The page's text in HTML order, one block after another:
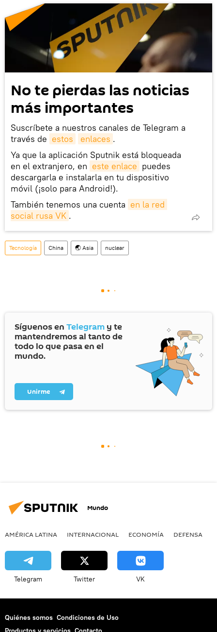
No te pierdas las noticias
más importantes
Suscríbete a nuestros canales de Telegram a
través de estos enlaces .
Ya que la aplicación Sputnik está bloqueada
en el extranjero, en este enlace puedes
descargarla e instalarla en tu dispositivo
móvil (¡solo para Android!).
También tenemos una cuenta en la red
social rusa VK .
Tecnología China 🌏 Asia nuclear
Síguenos en Telegram y te
mantendremos al tanto de
todo lo que pasa en el
mundo.
Unirme
Mundo
AMÉRICA LATINA INTERNACIONAL ECONOMÍA DEFENSA
Telegram Twitter VK
Quiénes somos Condiciones de Uso